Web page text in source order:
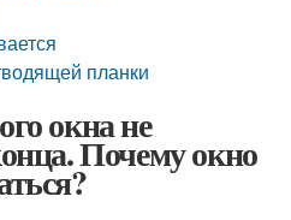
планки
окна не
Почему окно